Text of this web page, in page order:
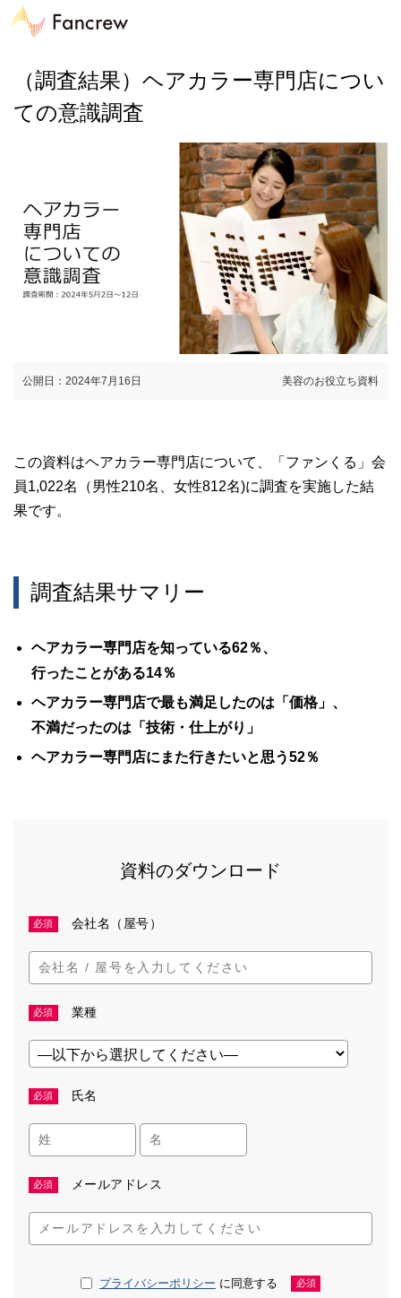
（調査結果）ヘアカラー専門店につい
ての意識調査
公開日：2024年7月16日 美容のお役立ち資料
この資料はヘアカラー専門店について、「ファンくる」会
員1,022名（男性210名、女性812名)に調査を実施した結
果です。
調査結果サマリー
ヘアカラー専門店を知っている62％、
行ったことがある14％
ヘアカラー専門店で最も満足したのは「価格」、
不満だったのは「技術・仕上がり」
ヘアカラー専門店にまた行きたいと思う52％
資料のダウンロード
必須 会社名（屋号）
必須 業種
必須 氏名
必須 メールアドレス
プライバシーポリシー に同意する 必須